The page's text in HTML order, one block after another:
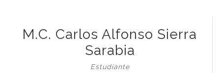
M.C. Carlos Alfonso Sierra
Sarabia
Estudiante